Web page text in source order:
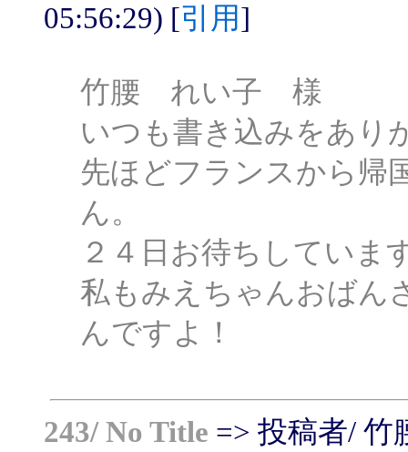
05:56:29) [引用]
竹腰 れい子 様
いつも書き込みをあり
先ほどフランスから帰
ん。
２４日お待ちしていま
私もみえちゃんおばん
んですよ！
243/ No Title => 投稿者/ 竹